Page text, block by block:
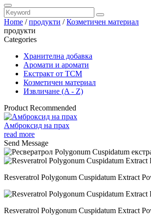
Home /продукти /Козметичен материал
продукти
Categories
Хранителна добавка
Аромати и аромати
Екстракт от TCM
Козметичен материал
Извличане (A - Z)
Product Recommended
Амброксид на прах
read more
Send Message
Resveratrol Polygonum Cuspidatum Extract
Resveratrol Polygonum Cuspidatum Extract